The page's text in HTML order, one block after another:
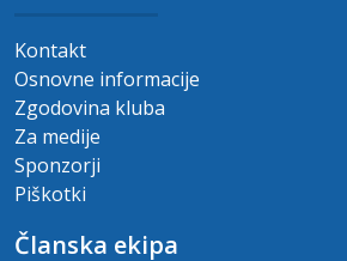
Kontakt
Osnovne informacije
Zgodovina kluba
Za medije
Sponzorji
Piškotki
Članska ekipa